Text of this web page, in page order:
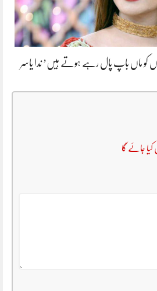
کو ماں باپ پال رہے ہوتے ہیں’ ندا یاسر
جائے گا